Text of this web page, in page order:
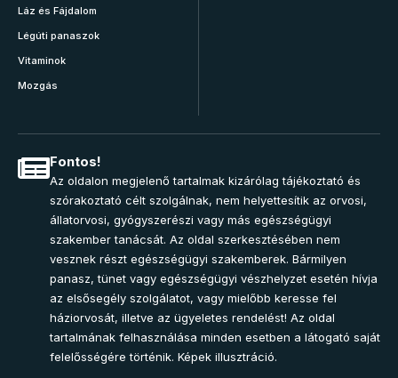
Láz és Fájdalom
Légúti panaszok
Vitaminok
Mozgás
Fontos!
Az oldalon megjelenő tartalmak kizárólag tájékoztató és
szórakoztató célt szolgálnak, nem helyettesítik az orvosi,
állatorvosi, gyógyszerészi vagy más egészségügyi
szakember tanácsát. Az oldal szerkesztésében nem
vesznek részt egészségügyi szakemberek. Bármilyen
panasz, tünet vagy egészségügyi vészhelyzet esetén hívja
az elsősegély szolgálatot, vagy mielőbb keresse fel
háziorvosát, illetve az ügyeletes rendelést! Az oldal
tartalmának felhasználása minden esetben a látogató saját
felelősségére történik. Képek illusztráció.